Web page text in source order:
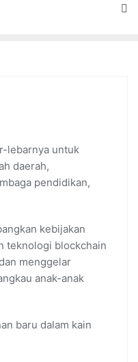
lebarnya untuk
daerah,
pendidikan,
kebijakan
teknologi blockchain
menggelar
anak-anak
baru dalam kain